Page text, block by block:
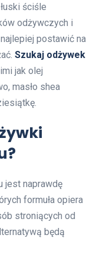
ściśle
odżywczych i
postawić na
Szukaj odżywek
jak olej
masło shea
jest naprawdę
formuła opiera
stroniących od
będą